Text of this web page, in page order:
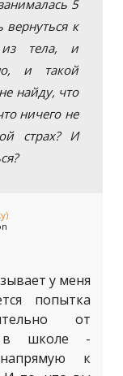
5
вернуться к
из тела, и
и такой
найду, что
ничего не
страх? И
у меня
попытка
от
в школе -
к